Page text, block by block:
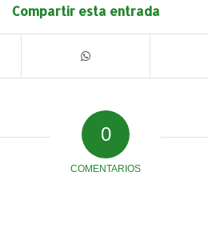
Compartir esta entrada
0
COMENTARIOS